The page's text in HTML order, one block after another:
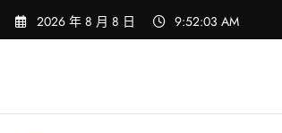
Skip
2026 年 8 月 8 日 9:52:05 AM